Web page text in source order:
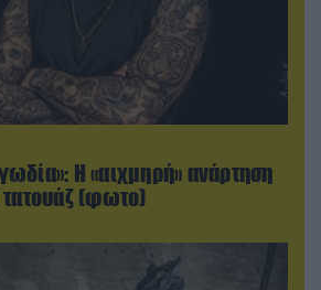
Η «αιχμηρή» ανάρτηση
τατουάζ (φωτο)